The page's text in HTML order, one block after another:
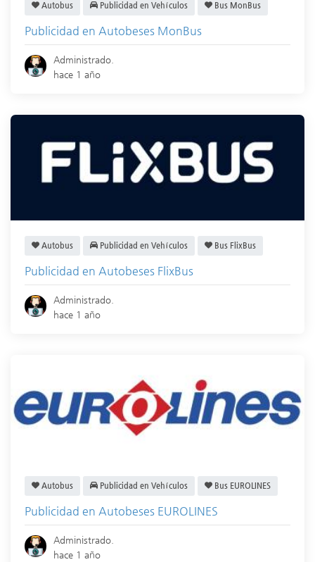
Autobus Publicidad en Vehículos Bus MonBus
Publicidad en Autobeses MonBus
Administrado.
hace 1 año
Autobus Publicidad en Vehículos Bus FlixBus
Publicidad en Autobeses FlixBus
Administrado.
hace 1 año
Autobus Publicidad en Vehículos Bus EUROLINES
Publicidad en Autobeses EUROLINES
Administrado.
hace 1 año